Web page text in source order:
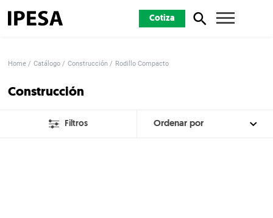
Cotiza
Home Catálogo Construcción Rodillo Compacto
Construcción
Filtros